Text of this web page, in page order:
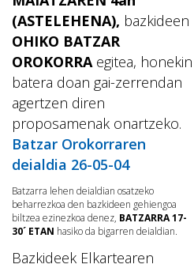
(ASTELEHENA), bazkideen
OHIKO BATZAR
OROKORRAegitea, honekin
batera doan gai-zerrendan
agertzen diren
proposamenak onartzeko.
Batzar Orokorraren
deialdia 26-05-04
Batzarra lehen deialdian osatzeko
beharrezkoa den bazkideen gehiengoa
biltzea ezinezkoa denez, BATZARRA 17-
30´ ETAN hasiko da bigarren deialdian.
Bazkideek Elkartearen